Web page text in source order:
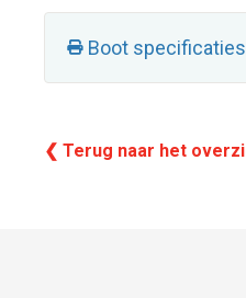
Boot specificaties
❮ Terug naar het